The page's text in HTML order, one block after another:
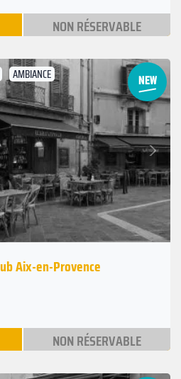
NON RÉSERVABLE
AMBIANCE
Suivant
Aix-en-Provence
NON RÉSERVABLE